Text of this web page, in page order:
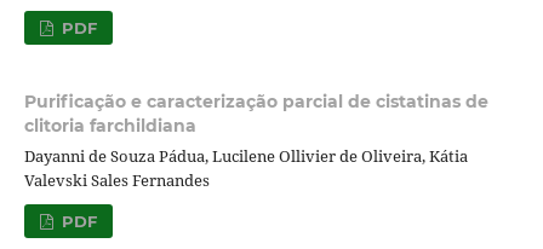
PDF
Purificação e caracterização parcial de cistatinas de
clitoria farchildiana
Dayanni de Souza Pádua, Lucilene Ollivier de Oliveira, Kátia
Valevski Sales Fernandes
PDF